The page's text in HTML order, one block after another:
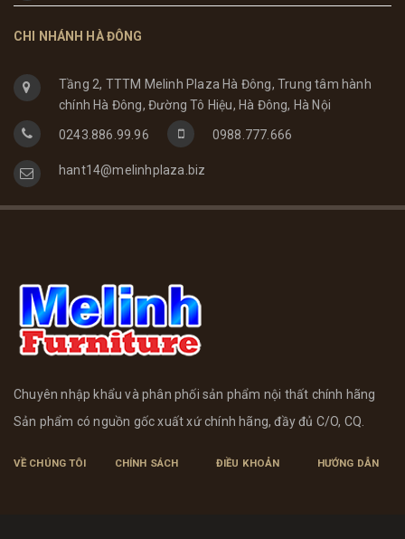
CHI NHÁNH HÀ ĐÔNG
Tầng 2, TTTM Melinh Plaza Hà Đông, Trung tâm hành
chính Hà Đông, Đường Tô Hiệu, Hà Đông, Hà Nội
0243.886.99.96 0988.777.666
hant14@melinhplaza.biz
Chuyên nhập khẩu và phân phối sản phẩm nội thất chính hãng
Sản phẩm có nguồn gốc xuất xứ chính hãng, đầy đủ C/O, CQ.
VỀ CHÚNG TÔI CHÍNH SÁCH ĐIỀU KHOẢN HƯỚNG DẪN